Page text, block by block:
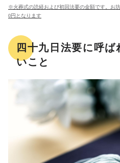
※火葬式の読経および初回法要の金額です。お
0円となります
四十九日法要に呼
いこと